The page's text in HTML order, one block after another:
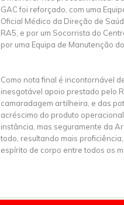
GAC foi reforçado, com uma
Oficial Médico da Direção de
RA5, e por um Socorrista do
por uma Equipa de Manutenção
Como nota final é incontornável
inesgotável apoio prestado pelo
camaradagem artilheira, e das
acréscimo do produto
instância, mas seguramente da
todo, resultando mais
espírito de corpo entre todos os